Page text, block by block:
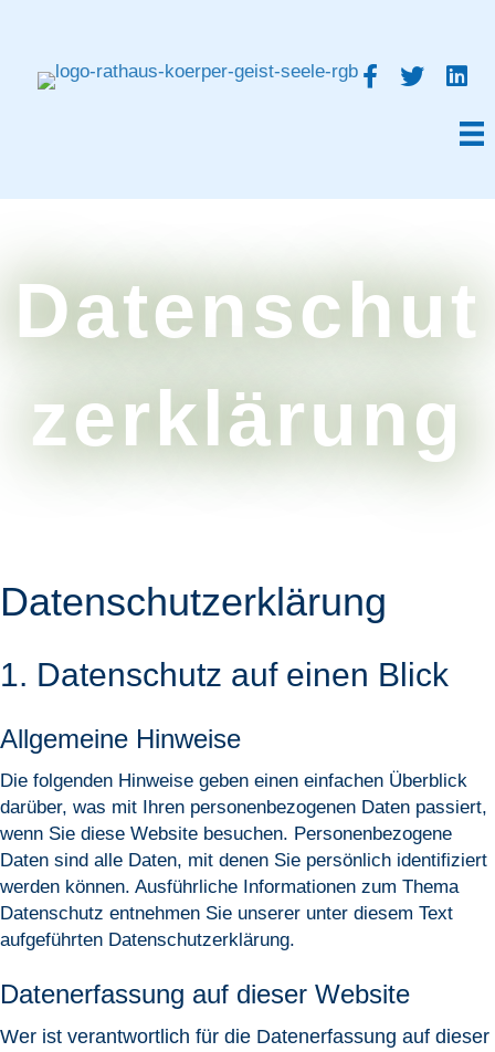
Datenschut
zerklärung
Datenschutz­erklärung
1. Datenschutz auf einen Blick
Allgemeine Hinweise
Die folgenden Hinweise geben einen einfachen Überblick
darüber, was mit Ihren personenbezogenen Daten passiert,
wenn Sie diese Website besuchen. Personenbezogene
Daten sind alle Daten, mit denen Sie persönlich identifiziert
werden können. Ausführliche Informationen zum Thema
Datenschutz entnehmen Sie unserer unter diesem Text
aufgeführten Datenschutzerklärung.
Datenerfassung auf dieser Website
Wer ist verantwortlich für die Datenerfassung auf dieser